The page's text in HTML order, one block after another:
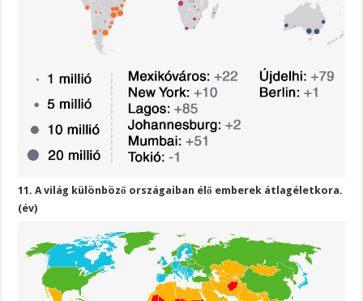
11. A világ különböző országaiban élő emberek átlagéletkora.
(év)